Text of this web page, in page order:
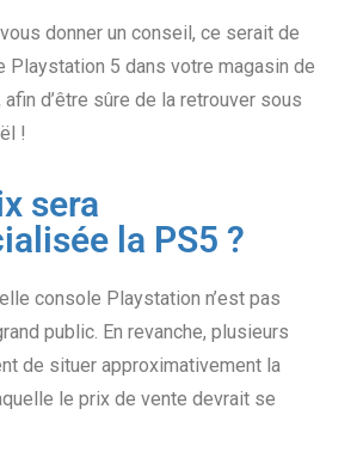
donner un conseil, ce serait de
Playstation 5 dans votre magasin de
afin d’être sûre de la retrouver sous
!
sera
la PS5 ?
console Playstation n’est pas
public. En revanche, plusieurs
de situer approximativement la
le prix de vente devrait se